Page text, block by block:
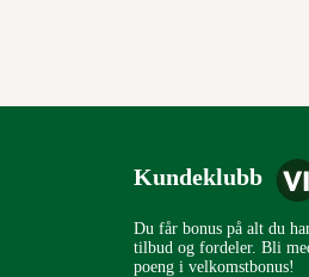
Kundeklubb
Du får bonus på alt du
tilbud og fordeler. Bli
poeng i velkomstbonus!